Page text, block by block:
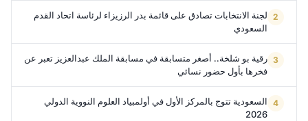
لجنة الانتخابات تصادق على قائمة بدر الرزيزاء لرئاسة اتحاد القدم
السعودي
رقية بو شلخة.. أصغر متسابقة في مسابقة الملك عبدالعزيز تعبر عن
فخرها بأول حضور نسائي
السعودية تتوج بالمركز الأول في أولمبياد العلوم النووية الدولي
2026